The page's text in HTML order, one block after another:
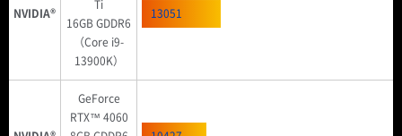
NVIDIA®
Ti
16GB GDDR6
（Core i9-
13900K）
13051
GeForce
RTX™ 4060